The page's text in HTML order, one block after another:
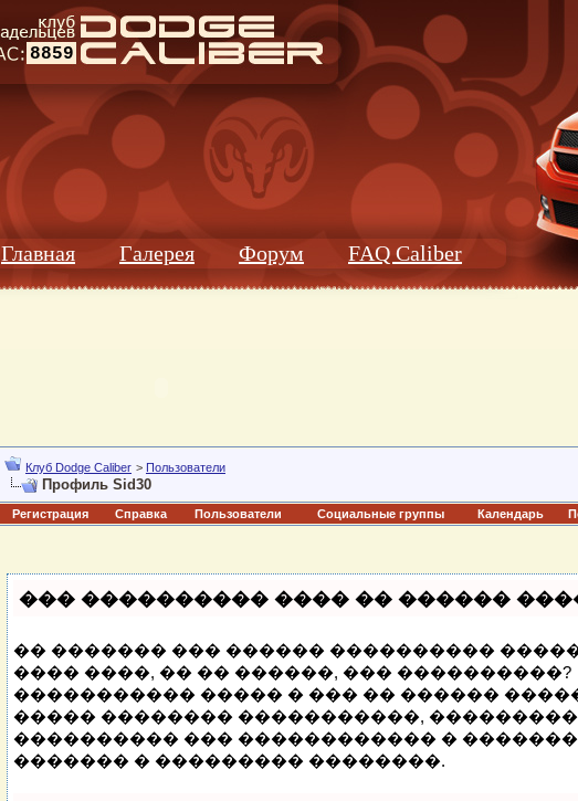
8859
Главная Галерея Форум FAQ Caliber
Клуб Dodge Caliber > Пользователи
Профиль Sid30
Регистрация Справка Пользователи Социальные группы Календарь
��� ���������� ���� �� ������
�� ������� ��� ������ ����������
���� ����, �� �� ������, ��� ����������?
����������� ����� � ��� �� ������
����� �������� �����������,
���������� ��� ������������ �
������� � ��������� ��������.